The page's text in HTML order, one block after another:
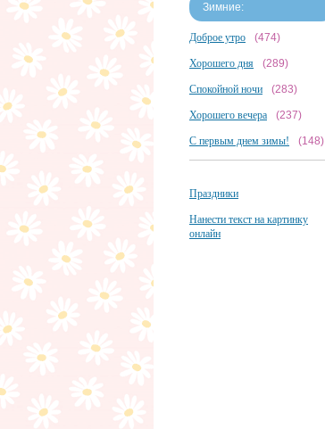
Зимние:
Доброе утро (474)
Хорошего дня (289)
Спокойной ночи (283)
Хорошего вечера (237)
С первым днем зимы! (148)
Праздники
Нанести текст на картинку
онлайн